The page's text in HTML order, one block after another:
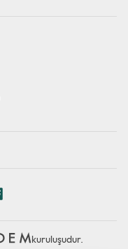
kuruluşudur.